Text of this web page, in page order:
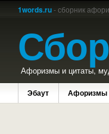
1words.ru- сборник
Афоризмы и цитаты,
Эбаут Афоризмы